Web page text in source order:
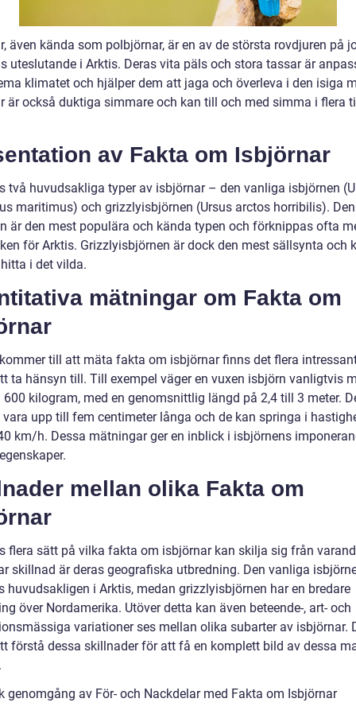
även kända som polbjörnar, är en av de största rovdjuren på
uteslutande i Arktis. Deras vita päls och stora tassar är
klimatet och hjälper dem att jaga och överleva i den isiga
är också duktiga simmare och kan till och med simma i flera
av Fakta om Isbjörnar
två huvudsakliga typer av isbjörnar – den vanliga isbjörnen
maritimus) och grizzlyisbjörnen (Ursus arctos horribilis).
är den mest populära och kända typen och förknippas ofta
för Arktis. Grizzlyisbjörnen är dock den mest sällsynta och
i det vilda.
mätningar om Fakta om
till att mäta fakta om isbjörnar finns det flera
ta hänsyn till. Till exempel väger en vuxen isbjörn vanligtvis
600 kilogram, med en genomsnittlig längd på 2,4 till 3 meter.
upp till fem centimeter långa och de kan springa i
km/h. Dessa mätningar ger en inblick i isbjörnens
mellan olika Fakta om
flera sätt på vilka fakta om isbjörnar kan skilja sig från
skillnad är deras geografiska utbredning. Den vanliga
huvudsakligen i Arktis, medan grizzlyisbjörnen har en bredare
över Nordamerika. Utöver detta kan även beteende-, art- och
variationer ses mellan olika subarter av isbjörnar.
förstå dessa skillnader för att få en komplett bild av dessa
genomgång av För- och Nackdelar med Fakta om Isbjörnar